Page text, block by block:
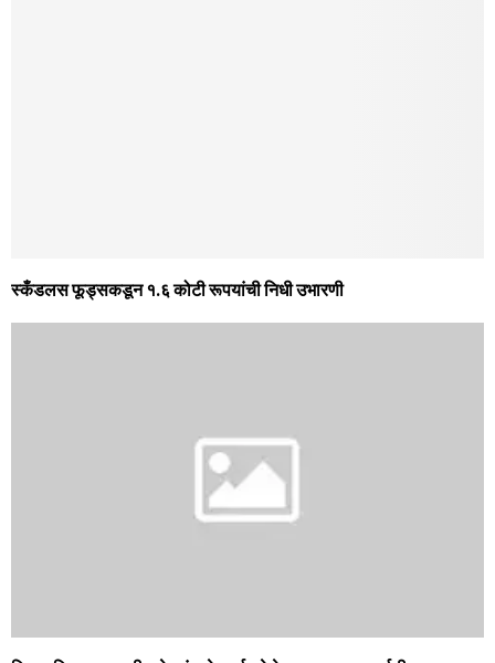
स्कँडलस फूड्सकडून १.६ कोटी रूपयांची निधी उभारणी